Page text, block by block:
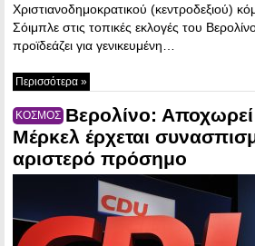
Χριστιανοδημοκρατικού (κεντροδεξιού)
Σόιμπλε στις τοπικές εκλογές του
προϊδεάζει για γενικευμένη…
Περισσότερα »
ΚΟΣΜΟΣ Βερολίνο:
Μέρκελ έρχεται
αριστερό πρόσημο